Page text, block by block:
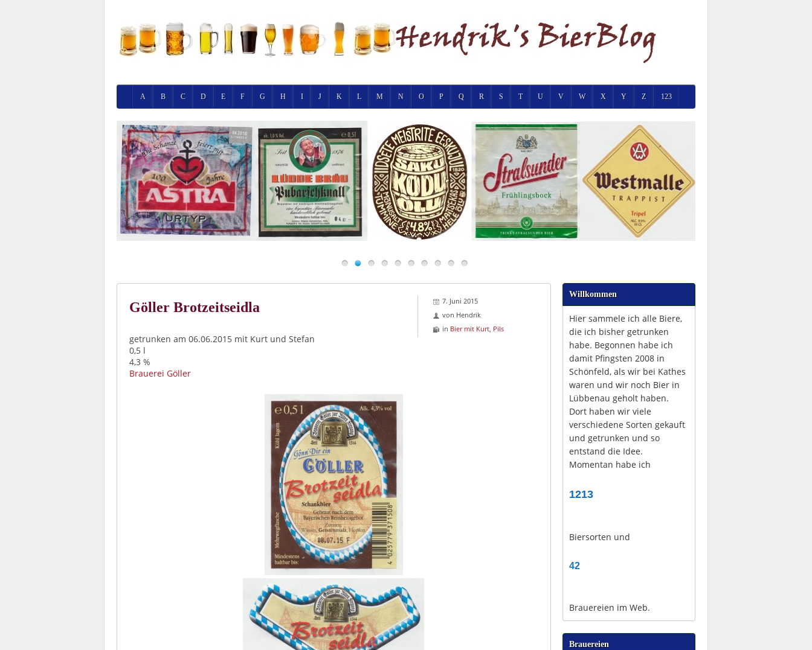
A B C D E F G H I J K L M N O P Q R S T U V W X Y Z 123
7. Juni 2015
von Hendrik
in Bier mit Kurt, Pils
Göller Brotzeitseidla
getrunken am 06.06.2015 mit Kurt und Stefan
0,5 l
4,3 %
Brauerei Göller
Willkommen
Hier sammele ich alle Biere,
die ich bisher getrunken
habe. Begonnen habe ich
damit Pfingsten 2008 in
Schönfeld, als wir bei Kathes
waren und wir noch Bier in
Lübbenau geholt haben.
Dort haben wir viele
verschiedene Sorten gekauft
und getrunken und so
entstand die Idee.
Momentan habe ich
1213
Biersorten und
42
Brauereien im Web.
Brauereien